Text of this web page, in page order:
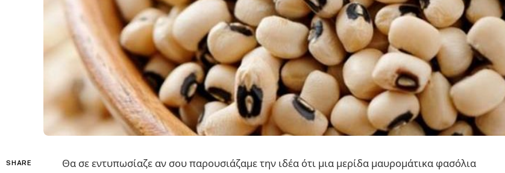
SHARE
Θα σε εντυπωσίαζε αν σου παρουσιάζαμε την ιδέα ότι μια μερίδα μαυρομάτικα φασόλια